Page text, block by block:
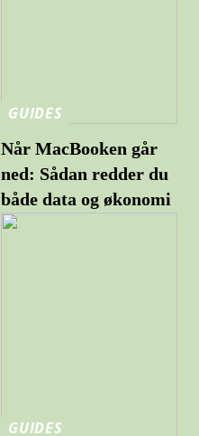
GUIDES
Når MacBooken går
ned: Sådan redder du
både data og økonomi
GUIDES